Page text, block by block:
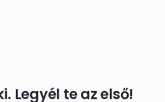
Legyél te az első!